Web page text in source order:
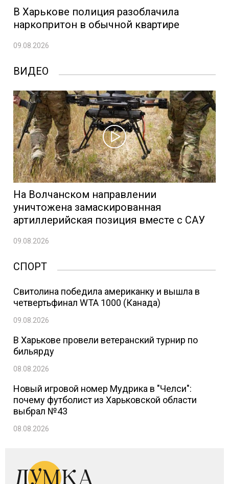
В Харькове полиция разоблачила
наркопритон в обычной квартире
09.08.2026
ВИДЕО
На Волчанском направлении
уничтожена замаскированная
артиллерийская позиция вместе с САУ
09.08.2026
СПОРТ
Свитолина победила американку и вышла в
четвертьфинал WTA 1000 (Канада)
09.08.2026
В Харькове провели ветеранский турнир по
бильярду
08.08.2026
Новый игровой номер Мудрика в "Челси":
почему футболист из Харьковской области
выбрал №43
08.08.2026